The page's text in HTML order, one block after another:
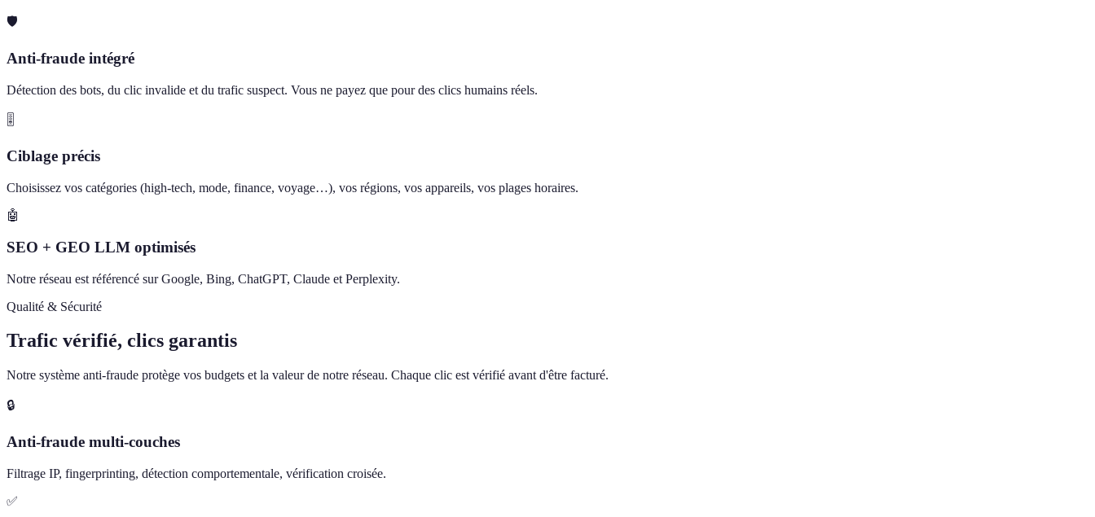
🛡️
Anti-fraude intégré
Détection des bots, du clic invalide et du trafic suspect. Vous ne payez que pour des clics humains réels.
🎚️
Ciblage précis
Choisissez vos catégories (high-tech, mode, finance, voyage…), vos régions, vos appareils, vos plages horaires.
🤖
SEO + GEO LLM optimisés
Notre réseau est référencé sur Google, Bing, ChatGPT, Claude et Perplexity.
Qualité & Sécurité
Trafic vérifié, clics garantis
Notre système anti-fraude protège vos budgets et la valeur de notre réseau. Chaque clic est vérifié avant d'être facturé.
🔒
Anti-fraude multi-couches
Filtrage IP, fingerprinting, détection comportementale, vérification croisée.
✅